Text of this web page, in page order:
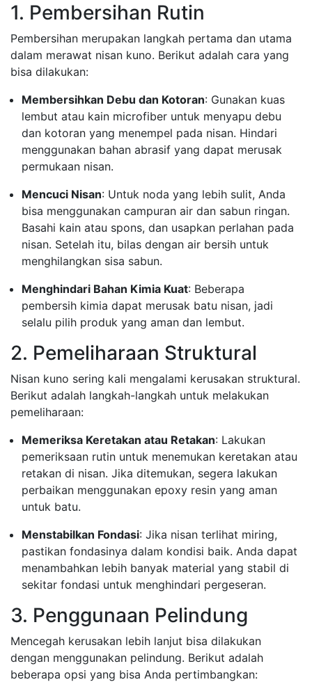
1. Pembersihan Rutin
Pembersihan merupakan langkah pertama dan utama
dalam merawat nisan kuno. Berikut adalah cara yang
bisa dilakukan:
Membersihkan Debu dan Kotoran: Gunakan kuas
lembut atau kain microfiber untuk menyapu debu
dan kotoran yang menempel pada nisan. Hindari
menggunakan bahan abrasif yang dapat merusak
permukaan nisan.
Mencuci Nisan: Untuk noda yang lebih sulit, Anda
bisa menggunakan campuran air dan sabun ringan.
Basahi kain atau spons, dan usapkan perlahan pada
nisan. Setelah itu, bilas dengan air bersih untuk
menghilangkan sisa sabun.
Menghindari Bahan Kimia Kuat: Beberapa
pembersih kimia dapat merusak batu nisan, jadi
selalu pilih produk yang aman dan lembut.
2. Pemeliharaan Struktural
Nisan kuno sering kali mengalami kerusakan struktural.
Berikut adalah langkah-langkah untuk melakukan
pemeliharaan:
Memeriksa Keretakan atau Retakan: Lakukan
pemeriksaan rutin untuk menemukan keretakan atau
retakan di nisan. Jika ditemukan, segera lakukan
perbaikan menggunakan epoxy resin yang aman
untuk batu.
Menstabilkan Fondasi: Jika nisan terlihat miring,
pastikan fondasinya dalam kondisi baik. Anda dapat
menambahkan lebih banyak material yang stabil di
sekitar fondasi untuk menghindari pergeseran.
3. Penggunaan Pelindung
Mencegah kerusakan lebih lanjut bisa dilakukan
dengan menggunakan pelindung. Berikut adalah
beberapa opsi yang bisa Anda pertimbangkan: